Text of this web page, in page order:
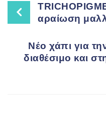
Postαραίωση
Νέο χάπι για
διαθέσιμο και